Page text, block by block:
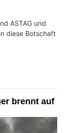
ASTAG und
diese Botschaft
brennt auf